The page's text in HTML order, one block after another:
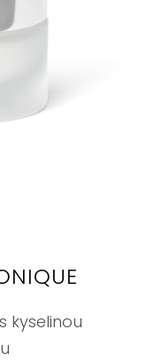
kyselinou